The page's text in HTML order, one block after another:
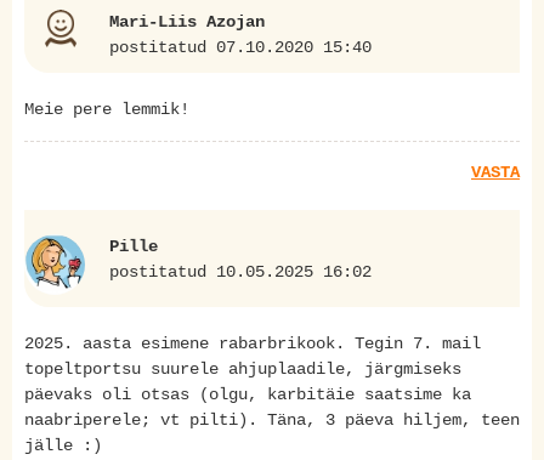
Mari-Liis Azojan
postitatud 07.10.2020 15:40
Meie pere lemmik!
VASTA
Pille
postitatud 10.05.2025 16:02
2025. aasta esimene rabarbrikook. Tegin 7. mail
topeltportsu suurele ahjuplaadile, järgmiseks
päevaks oli otsas (olgu, karbitäie saatsime ka
naabriperele; vt pilti). Täna, 3 päeva hiljem, teen
jälle :)